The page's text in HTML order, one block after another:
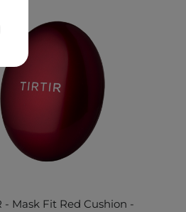
- Mask Fit Red Cushion -